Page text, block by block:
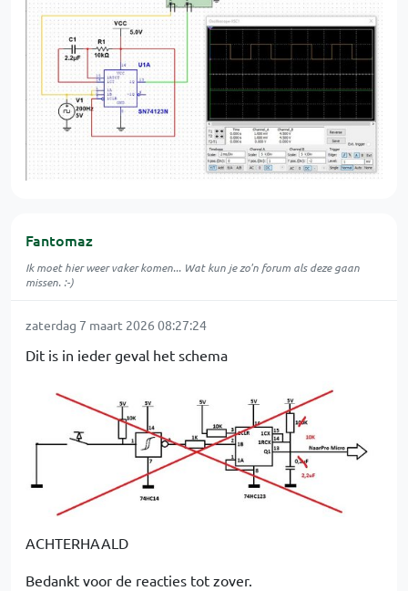
Fantomaz
Ik moet hier weer vaker komen... Wat kun je zo'n forum als deze gaan
missen. :-)
zaterdag 7 maart 2026 08:27:24
Dit is in ieder geval het schema
ACHTERHAALD
Bedankt voor de reacties tot zover.